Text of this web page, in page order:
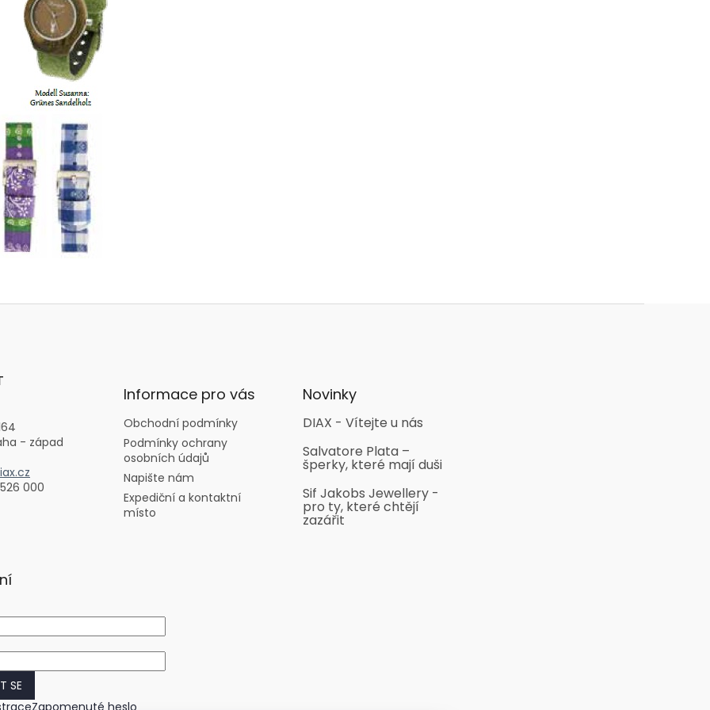
- západ
000
Informace pro vás
Obchodní podmínky
Podmínky ochrany
osobních údajů
Napište nám
Expediční a kontaktní
místo
Novinky
DIAX - Vítejte u nás
Salvatore Plata –
šperky, které mají duši
Sif Jakobs Jewellery -
pro ty, které chtějí
zazářit
SE